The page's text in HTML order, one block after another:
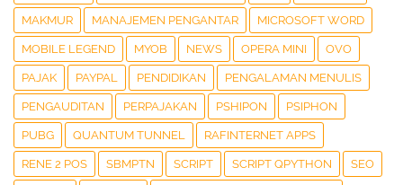
MAKMUR MANAJEMEN PENGANTAR MICROSOFT WORD
MOBILE LEGEND MYOB NEWS OPERA MINI OVO
PAJAK PAYPAL PENDIDIKAN PENGALAMAN MENULIS
PENGAUDITAN PERPAJAKAN PSHIPON PSIPHON
PUBG QUANTUM TUNNEL RAFINTERNET APPS
RENE 2 POS SBMPTN SCRIPT SCRIPT QPYTHON SEO